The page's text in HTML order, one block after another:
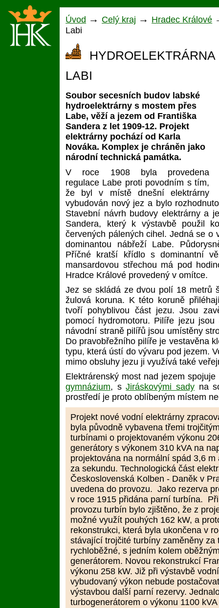
Úvod → Celý kraj → Hradec Králové
Labi
LABI
Soubor secesních budov labské
hydroelektrárny s mostem přes
Labe, věží a jezem od Františka
Sandera z let 1909-12. Projekt
elektrárny pochází od Karla
Nováka. Komplex je chráněn jako
národní technická památka.
V roce 1908 byla provedena
regulace Labe proti povodním s tím,
že byl v místě dnešní elektrárny
vybudován nový jez a bylo
Stavební návrh budovy elektrárny a
Sandera, který k výstavbě použil
červených pálených cihel. Jedná se o
dominantou nábřeží Labe.
Příčné kratší křídlo s dominantní
mansardovou střechou má pod
Hradce Králové provedený v omítce.
Jez se skládá ze dvou polí 18 metrů
žulová koruna. K této koruně
tvoří pohyblivou část jezu. Jsou
pomocí hydromotoru. Pilíře jezu
návodní straně pilířů jsou umístěny
Do pravobřežního pilíře je vestavěna
typu, která ústí do vývaru pod jezem.
mimo obsluhy jezu ji využívá také
Elektrárenský most nad jezem
gymnázium, sJiráskovými sady na
prostředí je proto oblíbeným místem
Projekt nové vodní elektrárny
byla původně vybavena třemi
turbínami o projektovaném výkonu
generátory s výkonem 310 kVA na
projektována na normální spád 3,6
za sekundu. Technologická část
Československá Kolben - Daněk v
uvedena do provozu. Jako rezerva
v roce 1915 přidána parní turbína.
provozu turbín bylo zjištěno, že z
možné využít pouhých 162 kW, a
rekonstrukci, která byla ukončena v
stávající trojčité turbíny zaměněny za
rychloběžné, s jedním kolem
generátorem. Novou rekonstrukcí
výkonu 258 kW. Již při výstavbě
vybudovaný výkon nebude
výstavbou další parní rezervy.
turbogenerátorem o výkonu 1100